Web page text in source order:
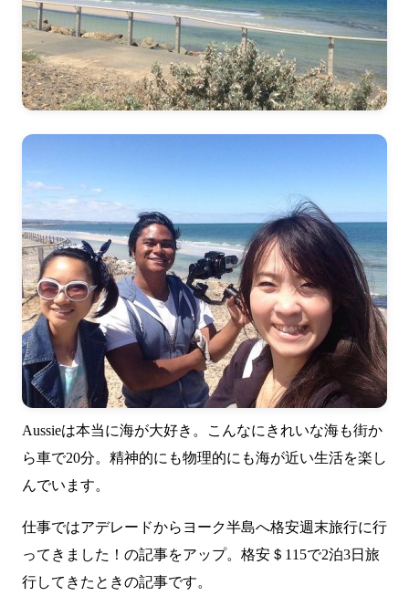
Aussieは本当に海が大好き。こんなにきれいな海も街か
ら車で20分。精神的にも物理的にも海が近い生活を楽し
んでいます。
仕事ではアデレードからヨーク半島へ格安週末旅行に行
ってきました！ の記事をアップ。格安＄115で2泊3日旅
行してきたときの記事です。